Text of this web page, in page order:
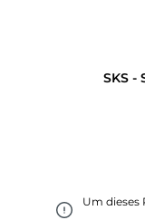
SKS -
Um dieses